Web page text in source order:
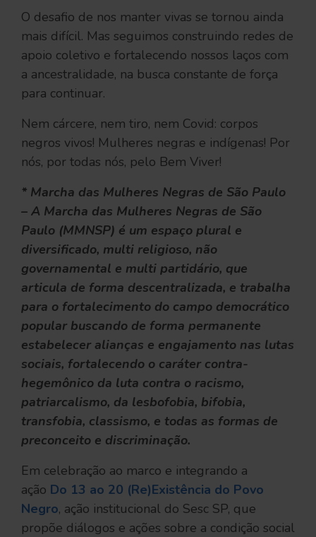
O desafio de nos manter vivas se tornou ainda
mais difícil. Mas seguimos construindo redes de
apoio coletivo e fortalecendo nossos laços com
a ancestralidade, na busca constante de força
para continuar.
Nem cárcere, nem tiro, nem Covid: corpos
negros vivos! Mulheres negras e indígenas! Por
nós, por todas nós, pelo Bem Viver!
* Marcha das Mulheres Negras de São Paulo
– A Marcha das Mulheres Negras de São
Paulo (MMNSP) é um espaço plural e
diversificado, multi religioso, não
governamental e multi partidário, que
articula de forma descentralizada, e trabalha
para o fortalecimento do campo democrático
popular buscando de forma permanente
estabelecer alianças e engajamento nas lutas
sociais, fortalecendo o caráter contra-
hegemônico da luta contra o racismo,
patriarcalismo, da lesbofobia, bifobia,
transfobia, classismo, e todas as formas de
preconceito e discriminação.
Em celebração ao marco e integrando a
ação Do 13 ao 20 (Re)Existência do Povo
Negro, ação institucional do Sesc SP, que
propõe diálogos e ações sobre a condição social